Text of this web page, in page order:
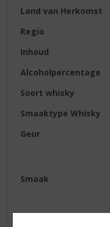
Land van Herkomst
Regio
Inhoud
Alcoholpercentage
Soort whisky
Smaaktype Whisky
Geur
Smaak